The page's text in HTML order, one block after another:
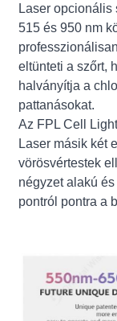
Laser opcionális
515 és 950 nm
eltünteti a szőrt,
halványítja a
pattanásokat.
Az FPL Cell
Laser másik két
vörösvértestek
négyzet alakú
pontról pontra a